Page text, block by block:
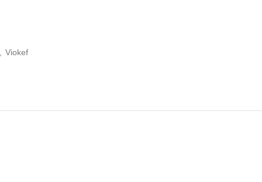
Viokef